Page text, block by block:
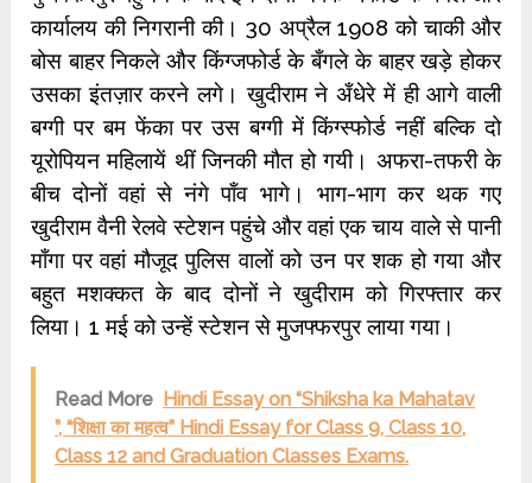
कार्यालय की निगरानी की। 30 अप्रैल 1908 को चाकी और
बोस बाहर निकले और किंग्जफोर्ड के बँगले के बाहर खड़े होकर
उसका इंतज़ार करने लगे। खुदीराम ने अँधेरे में ही आगे वाली
बग्गी पर बम फेंका पर उस बग्गी में किंग्स्फोर्ड नहीं बल्कि दो
यूरोपियन महिलायें थीं जिनकी मौत हो गयी। अफरा-तफरी के
बीच दोनों वहां से नंगे पाँव भागे। भाग-भाग कर थक गए
खुदीराम वैनी रेलवे स्टेशन पहुंचे और वहां एक चाय वाले से पानी
माँगा पर वहां मौजूद पुलिस वालों को उन पर शक हो गया और
बहुत मशक्कत के बाद दोनों ने खुदीराम को गिरफ्तार कर
लिया। 1 मई को उन्हें स्टेशन से मुजफ्फरपुर लाया गया।
Read More Hindi Essay on “Shiksha ka Mahatav
”, “शिक्षा का महत्व” Hindi Essay for Class 9, Class 10,
Class 12 and Graduation Classes Exams.